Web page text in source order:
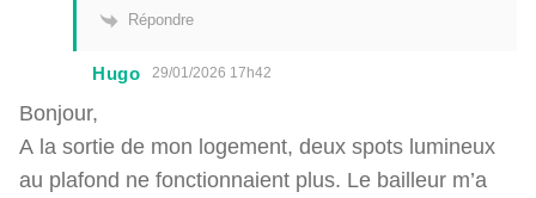
Répondre
Hugo 29/01/2026 17h42
Bonjour,
A la sortie de mon logement, deux spots lumineux
au plafond ne fonctionnaient plus. Le bailleur m’a